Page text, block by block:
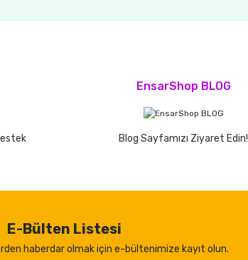
EnsarShop BLOG
Blog Sayfamızı Ziyaret Edin!
E-Bülten Listesi
haberdar olmak için e-bültenimize kayıt olun.